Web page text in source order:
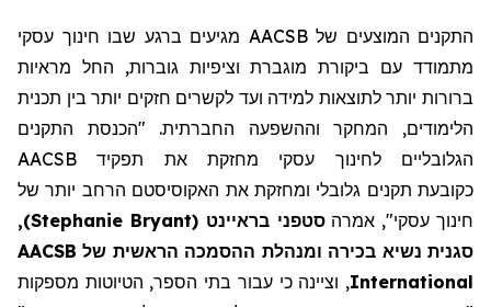
התקנים המוצעים של AACSB מגיעים ברגע שבו חינוך עסקי
מתמודד עם ביקורת מוגברת וציפיותגוברות, החל מראיות
ברורות יותר לתוצאות למידה ועד לקשרים חזקים יותר בין תכנית
הלימודים, המחקר וההשפעה החברתית. "הכנסת התקנים
הגלובליים לחינוך עסקי מחזקת את תפקיד AACSB
כקובעת תקנים גלובלי ומחזקת את האקוסיסטם הרחב יותר של
חינוך עסקי", אמרהסטפניבראיינט (
Stephanie Bryant
)
,
סגנית נשיא בכירה ומנהלת ההסמכה הראשית של AACSB
International, וציינה כי עבור בתי הספר, הטיוטות מספקות